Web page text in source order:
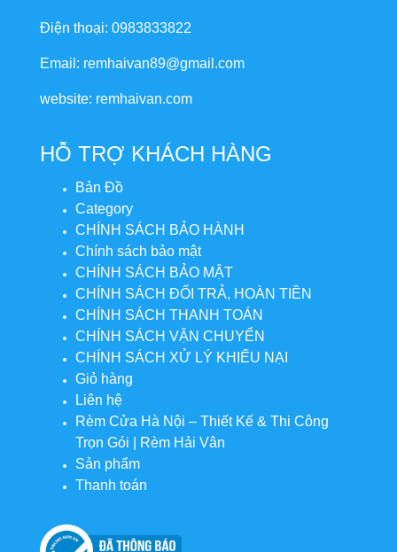
Điện thoại: 0983833822
Email: remhaivan89@gmail.com
website: remhaivan.com
HỖ TRỢ KHÁCH HÀNG
Bản Đồ
Category
CHÍNH SÁCH BẢO HÀNH
Chính sách bảo mật
CHÍNH SÁCH BẢO MẬT
CHÍNH SÁCH ĐỔI TRẢ, HOÀN TIỀN
CHÍNH SÁCH THANH TOÁN
CHÍNH SÁCH VẬN CHUYỂN
CHÍNH SÁCH XỬ LÝ KHIẾU NẠI
Giỏ hàng
Liên hệ
Rèm Cửa Hà Nội – Thiết Kế & Thi Công
Trọn Gói | Rèm Hải Vân
Sản phẩm
Thanh toán